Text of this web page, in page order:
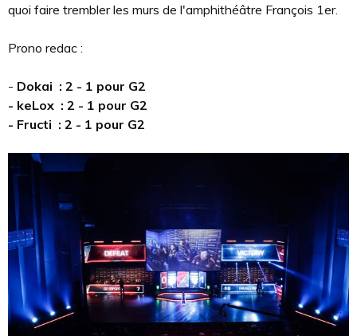
quoi faire trembler les murs de l'amphithéâtre François 1er.
Prono redac :
- Dokai : 2 - 1 pour G2
- keLox : 2 - 1 pour G2
- Fructi : 2 - 1 pour G2